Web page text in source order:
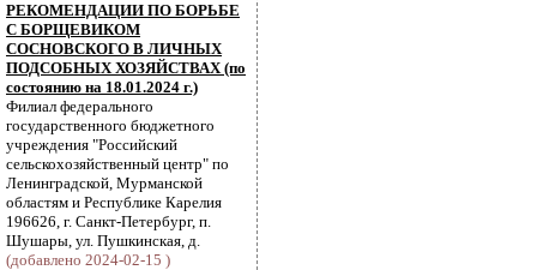
РЕКОМЕНДАЦИИ ПО БОРЬБЕ
С БОРЩЕВИКОМ
СОСНОВСКОГО В ЛИЧНЫХ
ПОДСОБНЫХ ХОЗЯЙСТВАХ (по
состоянию на 18.01.2024 г.)
Филиал федерального
государственного бюджетного
учреждения "Российский
сельскохозяйственный центр" по
Ленинградской, Мурманской
областям и Республике Карелия
196626, г. Санкт-Петербург, п.
Шушары, ул. Пушкинская, д.
(добавлено 2024-02-15 )